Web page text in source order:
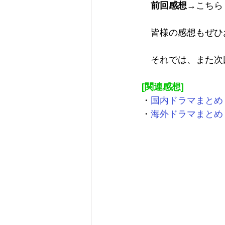
前回感想→ こちら
皆様の感想もぜひ
それでは、また次
[関連感想]
・ 国内ドラマまとめ
・ 海外ドラマまとめ